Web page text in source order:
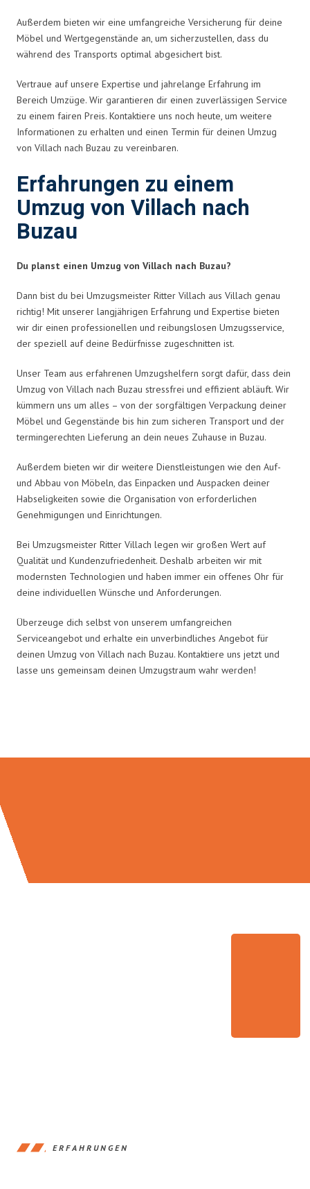
Außerdem bieten wir eine umfangreiche Versicherung für deine
Möbel und Wertgegenstände an, um sicherzustellen, dass du
während des Transports optimal abgesichert bist.
Vertraue auf unsere Expertise und jahrelange Erfahrung im
Bereich Umzüge. Wir garantieren dir einen zuverlässigen Service
zu einem fairen Preis. Kontaktiere uns noch heute, um weitere
Informationen zu erhalten und einen Termin für deinen Umzug
von Villach nach Buzau zu vereinbaren.
Erfahrungen zu einem
Umzug von Villach nach
Buzau
Du planst einen Umzug von Villach nach Buzau?
Dann bist du bei Umzugsmeister Ritter Villach aus Villach genau
richtig! Mit unserer langjährigen Erfahrung und Expertise bieten
wir dir einen professionellen und reibungslosen Umzugsservice,
der speziell auf deine Bedürfnisse zugeschnitten ist.
Unser Team aus erfahrenen Umzugshelfern sorgt dafür, dass dein
Umzug von Villach nach Buzau stressfrei und effizient abläuft. Wir
kümmern uns um alles – von der sorgfältigen Verpackung deiner
Möbel und Gegenstände bis hin zum sicheren Transport und der
termingerechten Lieferung an dein neues Zuhause in Buzau.
Außerdem bieten wir dir weitere Dienstleistungen wie den Auf-
und Abbau von Möbeln, das Einpacken und Auspacken deiner
Habseligkeiten sowie die Organisation von erforderlichen
Genehmigungen und Einrichtungen.
Bei Umzugsmeister Ritter Villach legen wir großen Wert auf
Qualität und Kundenzufriedenheit. Deshalb arbeiten wir mit
modernsten Technologien und haben immer ein offenes Ohr für
deine individuellen Wünsche und Anforderungen.
Überzeuge dich selbst von unserem umfangreichen
Serviceangebot und erhalte ein unverbindliches Angebot für
deinen Umzug von Villach nach Buzau. Kontaktiere uns jetzt und
lasse uns gemeinsam deinen Umzugstraum wahr werden!
ERFAHRUNGEN